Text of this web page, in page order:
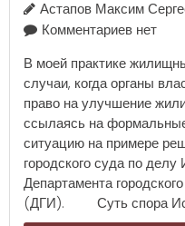
Астапов Максим
Комментариев нет
В моей практике
случаи, когда органы
право на улучшение
ссылаясь на
ситуацию на примере
городского суда по делу
Департамента
(ДГИ). Суть спора